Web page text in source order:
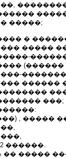
�����;
�
�����
������
���;
, �����
���,
������.
�� �����